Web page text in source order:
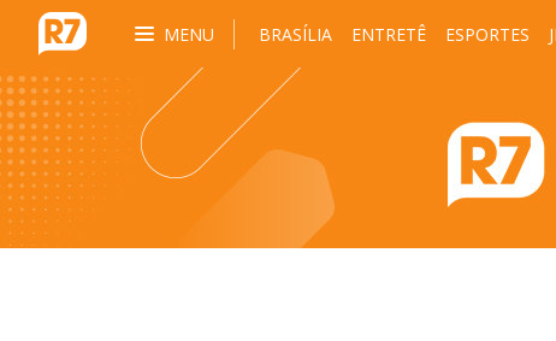
MENU BRASÍLIA ENTRETÊ ESPORTES